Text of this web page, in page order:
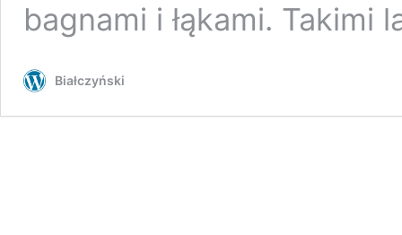
bagnami i łąkami. Takimi
Białczyński